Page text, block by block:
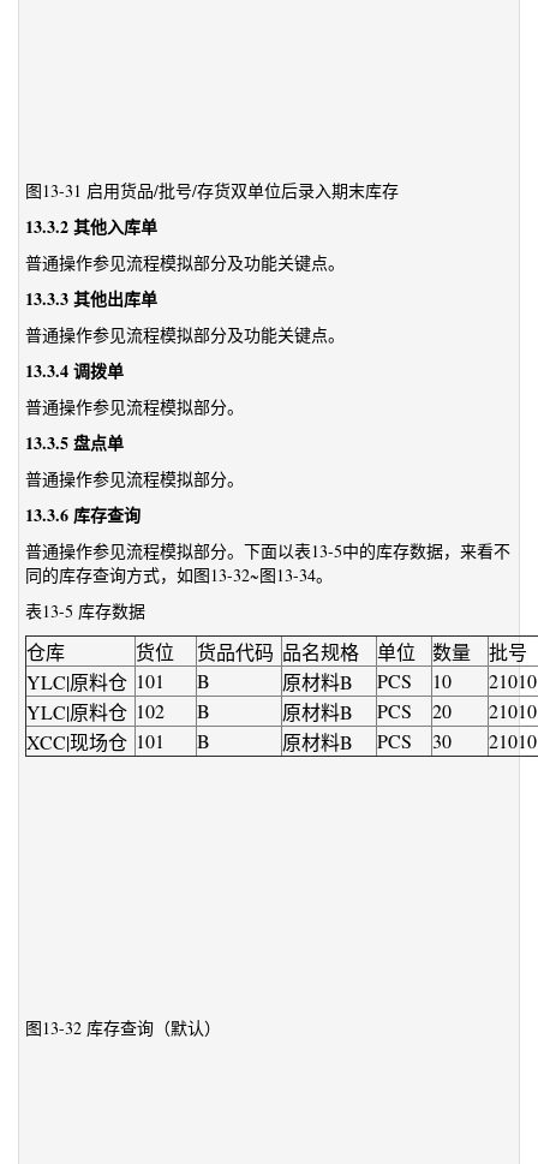
图13-31 启用货品/批号/存货双单位后录入期末库存
13.3.2 其他入库单
普通操作参见流程模拟部分及功能关键点。
13.3.3 其他出库单
普通操作参见流程模拟部分及功能关键点。
13.3.4 调拨单
普通操作参见流程模拟部分。
13.3.5 盘点单
普通操作参见流程模拟部分。
13.3.6 库存查询
普通操作参见流程模拟部分。下面以表13-5中的库存数据，来看不
同的库存查询方式，如图13-32~图13-34。
表13-5 库存数据
仓库 货位 货品代码 品名规格 单位 数量
批号
YLC|原料仓 101 B 原材料B PCS 10
YLC|原料仓 102 B 原材料B PCS 20
XCC|现场仓 101 B 原材料B PCS 30
图13-32 库存查询（默认）